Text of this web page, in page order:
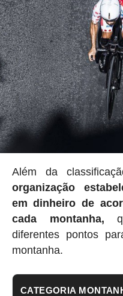
Além da
organização
em dinheiro de
cada montanha,
diferentes pontos
montanha.
CATEGORIA